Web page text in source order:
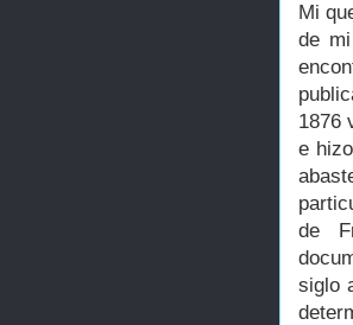
Mi
de
1876
e
de
siglo